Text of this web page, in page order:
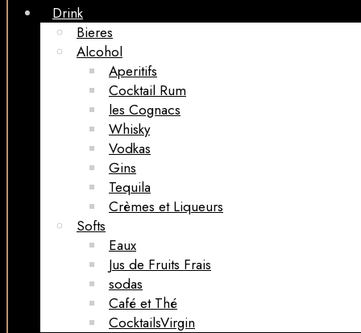
Drink
Bieres
Alcohol
Aperitifs
Cocktail Rum
les Cognacs
Whisky
Vodkas
Gins
Tequila
Crèmes et Liqueurs
Softs
Eaux
Jus de Fruits Frais
sodas
Café et Thé
CocktailsVirgin​